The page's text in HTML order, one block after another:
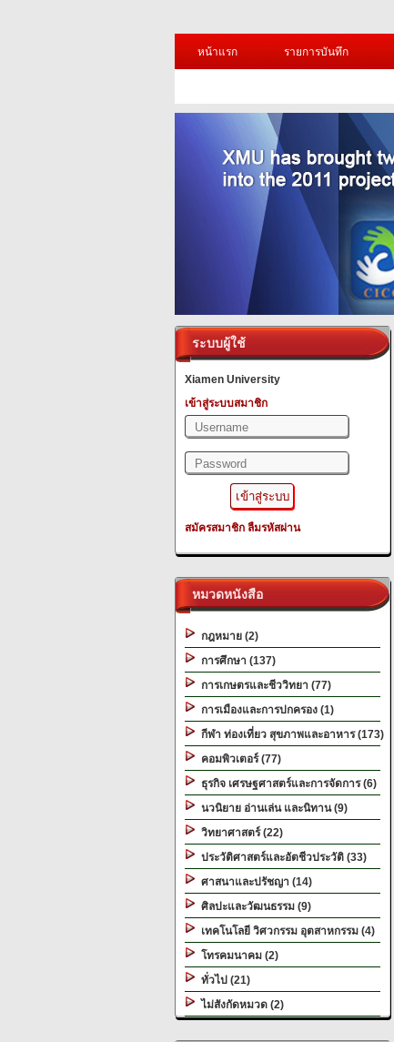
หน้าแรก
รายการบันทึก
ระบบผู้ใช้
Xiamen University
เข้าสู่ระบบสมาชิก
สมัครสมาชิก ลืมรหัสผ่าน
หมวดหนังสือ
กฎหมาย (2)
การศึกษา (137)
การเกษตรและชีววิทยา (77)
การเมืองและการปกครอง (1)
กีฬา ท่องเที่ยว สุขภาพและอาหาร (173)
คอมพิวเตอร์ (77)
ธุรกิจ เศรษฐศาสตร์และการจัดการ (6)
นวนิยาย อ่านเล่น และนิทาน (9)
วิทยาศาสตร์ (22)
ประวัติศาสตร์และอัตชีวประวัติ (33)
ศาสนาและปรัชญา (14)
ศิลปะและวัฒนธรรม (9)
เทคโนโลยี วิศวกรรม อุตสาหกรรม (4)
โทรคมนาคม (2)
ทั่วไป (21)
ไม่สังกัดหมวด (2)